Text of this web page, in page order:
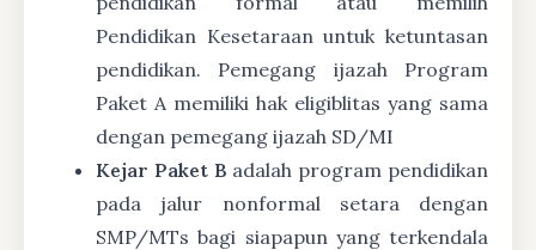
Pendidikan Kesetaraan untuk ketuntasan
pendidikan. Pemegang ijazah Program
Paket A memiliki hak eligiblitas yang sama
dengan pemegang ijazah SD/MI
Kejar Paket B adalah program pendidikan
pada jalur nonformal setara dengan
SMP/MTs bagi siapapun yang terkendala